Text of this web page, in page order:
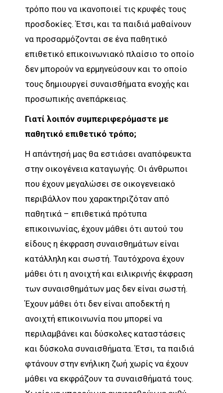
τρόπο που να ικανοποιεί τις κρυφές τους
προσδοκίες. Έτσι, και τα παιδιά μαθαίνουν
να προσαρμόζονται σε ένα παθητικό
επιθετικό επικοινωνιακό πλαίσιο το οποίο
δεν μπορούν να ερμηνεύσουν και το οποίο
τους δημιουργεί συναισθήματα ενοχής και
προσωπικής ανεπάρκειας.
Γιατί λοιπόν συμπεριφερόμαστε με
παθητικό επιθετικό τρόπο;
Η απάντησή μας θα εστιάσει αναπόφευκτα
στην οικογένεια καταγωγής. Οι άνθρωποι
που έχουν μεγαλώσει σε οικογενειακό
περιβάλλον που χαρακτηριζόταν από
παθητικά – επιθετικά πρότυπα
επικοινωνίας, έχουν μάθει ότι αυτού του
είδους η έκφραση συναισθημάτων είναι
κατάλληλη και σωστή. Ταυτόχρονα έχουν
μάθει ότι η ανοιχτή και ειλικρινής έκφραση
των συναισθημάτων μας δεν είναι σωστή.
Έχουν μάθει ότι δεν είναι αποδεκτή η
ανοιχτή επικοινωνία που μπορεί να
περιλαμβάνει και δύσκολες καταστάσεις
και δύσκολα συναισθήματα. Έτσι, τα παιδιά
φτάνουν στην ενήλικη ζωή χωρίς να έχουν
μάθει να εκφράζουν τα συναισθήματά τους.